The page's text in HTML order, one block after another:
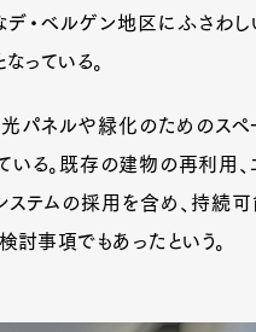
・ベルゲン地区にふさわし
っている。
パネルや緑化のためのスペ
いる。既存の建物の再利用、
テムの採用を含め、持続可
討事項でもあったという。